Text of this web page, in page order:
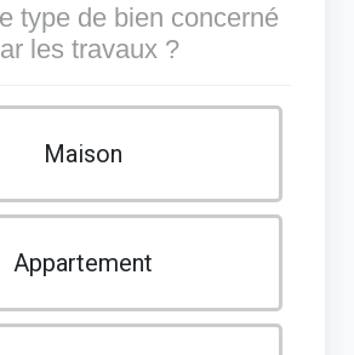
type de bien concerné
les travaux ?
Maison
Appartement